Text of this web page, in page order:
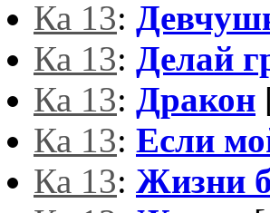
Ка 13:
Ка 13: Делай
Ка 13: Дракон
Ка 13: Если
Ка 13: Жизни